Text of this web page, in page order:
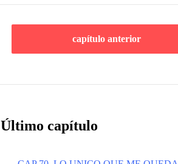
capítulo anterior
Último capítulo